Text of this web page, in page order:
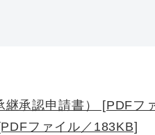
承認申請書） [PDFフ
ファイル／183KB]